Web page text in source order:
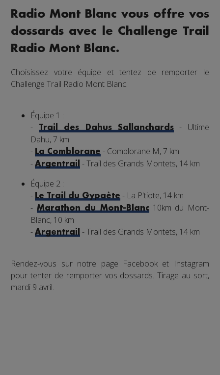
Radio Mont Blanc vous offre vos
dossards avec le Challenge Trail
Radio Mont Blanc.
Choisissez votre équipe et tentez de remporter le
Challenge Trail Radio Mont Blanc.
Équipe 1 :
-
Trail des Dahus Sallanchards- Ultime
Dahu, 7 km
- La Comblorane - Comblorane M, 7 km
-Argentrail
- Trail des Grands Montets, 14 km
Équipe 2 :
- Le Trail du Gypaète - La P'tiote, 14 km
- Marathon du Mont-Blanc10km du Mont-
Blanc, 10 km
-Argentrail - Trail des Grands Montets, 14 km
Rendez-vous sur notre page Facebook et Instagram
pour tenter de remporter vos dossards. Tirage au sort,
mardi 9 avril.